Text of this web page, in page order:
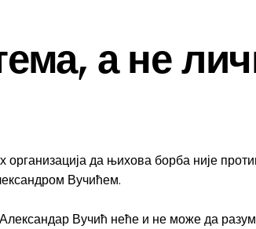
а не
да њихова борба није
Вучићем.
Вучић неће и не може да